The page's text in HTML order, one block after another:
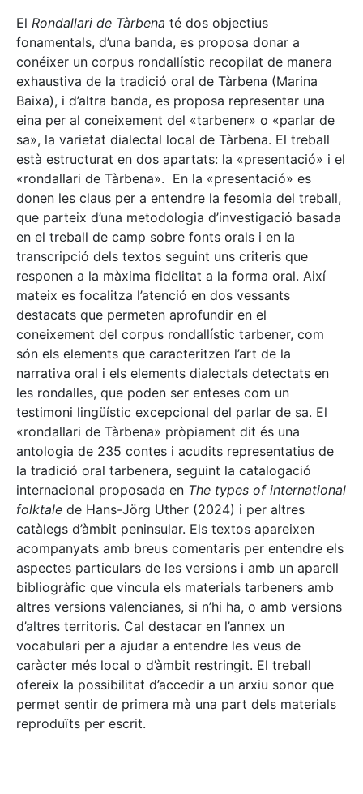
El Rondallari de Tàrbena té dos objectius
fonamentals, d’una banda, es proposa donar a
conéixer un corpus rondallístic recopilat de manera
exhaustiva de la tradició oral de Tàrbena (Marina
Baixa), i d’altra banda, es proposa representar una
eina per al coneixement del «tarbener» o «parlar de
sa», la varietat dialectal local de Tàrbena. El treball
està estructurat en dos apartats: la «presentació» i el
«rondallari de Tàrbena». En la «presentació» es
donen les claus per a entendre la fesomia del treball,
que parteix d’una metodologia d’investigació basada
en el treball de camp sobre fonts orals i en la
transcripció dels textos seguint uns criteris que
responen a la màxima fidelitat a la forma oral. Així
mateix es focalitza l’atenció en dos vessants
destacats que permeten aprofundir en el
coneixement del corpus rondallístic tarbener, com
són els elements que caracteritzen l’art de la
narrativa oral i els elements dialectals detectats en
les rondalles, que poden ser enteses com un
testimoni lingüístic excepcional del parlar de sa. El
«rondallari de Tàrbena» pròpiament dit és una
antologia de 235 contes i acudits representatius de
la tradició oral tarbenera, seguint la catalogació
internacional proposada en The types of international
folktale de Hans-Jörg Uther (2024) i per altres
catàlegs d’àmbit peninsular. Els textos apareixen
acompanyats amb breus comentaris per entendre els
aspectes particulars de les versions i amb un aparell
bibliogràfic que vincula els materials tarbeners amb
altres versions valencianes, si n’hi ha, o amb versions
d’altres territoris. Cal destacar en l’annex un
vocabulari per a ajudar a entendre les veus de
caràcter més local o d’àmbit restringit. El treball
ofereix la possibilitat d’accedir a un arxiu sonor que
permet sentir de primera mà una part dels materials
reproduïts per escrit.